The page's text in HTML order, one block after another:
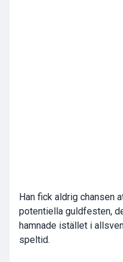
Han fick aldrig chansen
potentiella guldfesten,
hamnade istället i
speltid.